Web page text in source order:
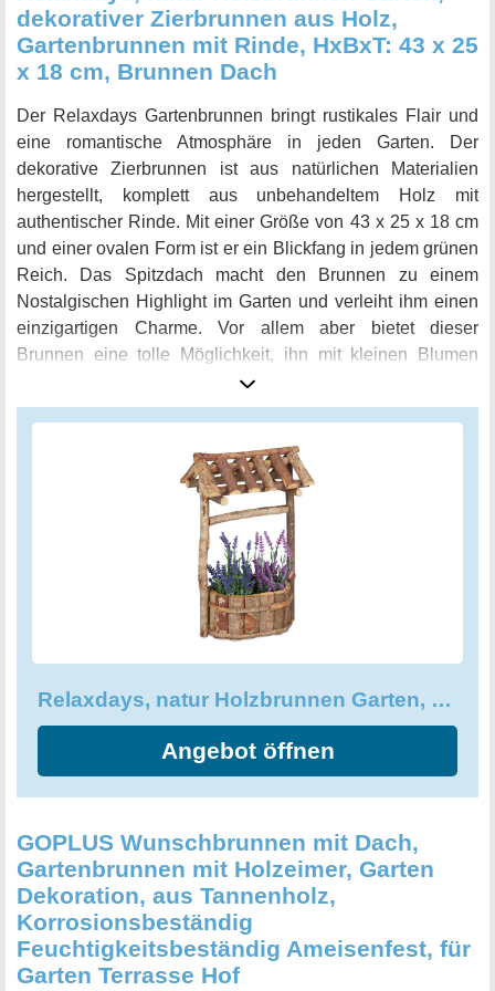
Luxus eines wunderschönen Holzfass-Brunnens für Ihren
Garten oder Ihre Terrasse und schaffen Sie einen Ort der
Entspannung und Erholung.
dekorativer Zierbrunnen aus Holz,
Gartenbrunnen mit Rinde, HxBxT: 43 x 25
x 18 cm, Brunnen Dach
Der Relaxdays Gartenbrunnen bringt rustikales Flair und
eine romantische Atmosphäre in jeden Garten. Der
dekorative Zierbrunnen ist aus natürlichen Materialien
hergestellt, komplett aus unbehandeltem Holz mit
authentischer Rinde. Mit einer Größe von 43 x 25 x 18 cm
und einer ovalen Form ist er ein Blickfang in jedem grünen
Reich. Das Spitzdach macht den Brunnen zu einem
Nostalgischen Highlight im Garten und verleiht ihm einen
einzigartigen Charme. Vor allem aber bietet dieser
Brunnen eine tolle Möglichkeit, ihn mit kleinen Blumen
oder anderen Gewächsen zu bepflanzen und so ein noch
harmonischeres Gesamtbild im Garten zu schaffen. Egal
dieser Brunnen ist ein echtes Highlight und ein attraktiver
Blickfang für jeden, der sich nach einem naturnahen und
lebendigen Garten sehnt. Mit seinen Innenmaßen von ca. 9
x 17,5 x 12,5 cm ist der Brunnen auch klein genug, um
auch auf kleineren Flächen charmant zu wirken. Holen Sie
sich jetzt den rustikalen Relaxdays Gartenbrunnen und
schaffen Sie sich einen einzigartigen Ort der Entspannung
und Ruhe in Ihrem eigenen Garten.
Relaxdays, natur Holzbrunnen Garten, dekorativer Zierbrunnen aus Holz
Angebot öffnen
GOPLUS Wunschbrunnen mit Dach,
Gartenbrunnen mit Holzeimer, Garten
Dekoration, aus Tannenholz,
Korrosionsbeständig
Feuchtigkeitsbeständig Ameisenfest, für
Garten Terrasse Hof